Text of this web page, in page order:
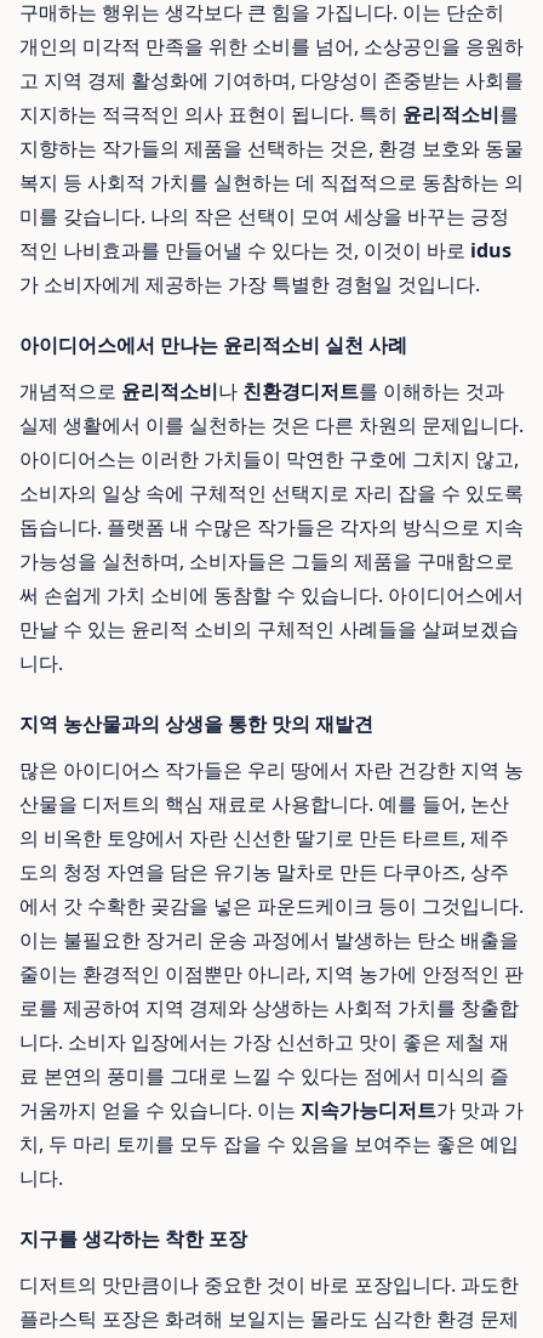
구매하는 행위는 생각보다 큰 힘을 가집니다. 이는 단순히
개인의 미각적 만족을 위한 소비를 넘어, 소상공인을 응원하
고 지역 경제 활성화에 기여하며, 다양성이 존중받는 사회를
지지하는 적극적인 의사 표현이 됩니다. 특히 윤리적소비를
지향하는 작가들의 제품을 선택하는 것은, 환경 보호와 동물
복지 등 사회적 가치를 실현하는 데 직접적으로 동참하는 의
미를 갖습니다. 나의 작은 선택이 모여 세상을 바꾸는 긍정
적인 나비효과를 만들어낼 수 있다는 것, 이것이 바로 idus
가 소비자에게 제공하는 가장 특별한 경험일 것입니다.
아이디어스에서 만나는 윤리적소비 실천 사례
개념적으로 윤리적소비나 친환경디저트를 이해하는 것과
실제 생활에서 이를 실천하는 것은 다른 차원의 문제입니다.
아이디어스는 이러한 가치들이 막연한 구호에 그치지 않고,
소비자의 일상 속에 구체적인 선택지로 자리 잡을 수 있도록
돕습니다. 플랫폼 내 수많은 작가들은 각자의 방식으로 지속
가능성을 실천하며, 소비자들은 그들의 제품을 구매함으로
써 손쉽게 가치 소비에 동참할 수 있습니다. 아이디어스에서
만날 수 있는 윤리적 소비의 구체적인 사례들을 살펴보겠습
니다.
지역 농산물과의 상생을 통한 맛의 재발견
많은 아이디어스 작가들은 우리 땅에서 자란 건강한 지역 농
산물을 디저트의 핵심 재료로 사용합니다. 예를 들어, 논산
의 비옥한 토양에서 자란 신선한 딸기로 만든 타르트, 제주
도의 청정 자연을 담은 유기농 말차로 만든 다쿠아즈, 상주
에서 갓 수확한 곶감을 넣은 파운드케이크 등이 그것입니다.
이는 불필요한 장거리 운송 과정에서 발생하는 탄소 배출을
줄이는 환경적인 이점뿐만 아니라, 지역 농가에 안정적인 판
로를 제공하여 지역 경제와 상생하는 사회적 가치를 창출합
니다. 소비자 입장에서는 가장 신선하고 맛이 좋은 제철 재
료 본연의 풍미를 그대로 느낄 수 있다는 점에서 미식의 즐
거움까지 얻을 수 있습니다. 이는 지속가능디저트가 맛과 가
치, 두 마리 토끼를 모두 잡을 수 있음을 보여주는 좋은 예입
니다.
지구를 생각하는 착한 포장
디저트의 맛만큼이나 중요한 것이 바로 포장입니다. 과도한
플라스틱 포장은 화려해 보일지는 몰라도 심각한 환경 문제